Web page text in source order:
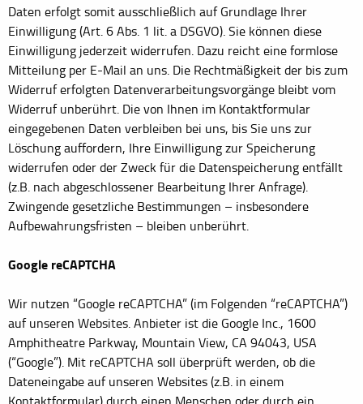
Daten erfolgt somit ausschließlich auf Grundlage Ihrer
Einwilligung (Art. 6 Abs. 1 lit. a DSGVO). Sie können diese
Einwilligung jederzeit widerrufen. Dazu reicht eine formlose
Mitteilung per E-Mail an uns. Die Rechtmäßigkeit der bis zum
Widerruf erfolgten Datenverarbeitungsvorgänge bleibt vom
Widerruf unberührt. Die von Ihnen im Kontaktformular
eingegebenen Daten verbleiben bei uns, bis Sie uns zur
Löschung auffordern, Ihre Einwilligung zur Speicherung
widerrufen oder der Zweck für die Datenspeicherung entfällt
(z.B. nach abgeschlossener Bearbeitung Ihrer Anfrage).
Zwingende gesetzliche Bestimmungen – insbesondere
Aufbewahrungsfristen – bleiben unberührt.
Google reCAPTCHA
Wir nutzen “Google reCAPTCHA” (im Folgenden “reCAPTCHA”)
auf unseren Websites. Anbieter ist die Google Inc., 1600
Amphitheatre Parkway, Mountain View, CA 94043, USA
(“Google”). Mit reCAPTCHA soll überprüft werden, ob die
Dateneingabe auf unseren Websites (z.B. in einem